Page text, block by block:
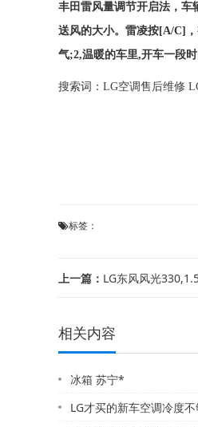
丰田雷风量调节开启法，车
送风的大小。雷凌按[A/C]
气;2,温暖的车里,开车一段时
搜索词： LG空调售后维修
标签：
上一篇： LG东风风光330,1.5有没
相关内容
冰箱 苏宁*
LG才买的新车空调冷度不够